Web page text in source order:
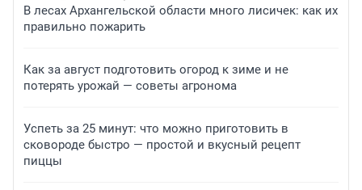
В лесах Архангельской области много лисичек: как их
правильно пожарить
Как за август подготовить огород к зиме и не
потерять урожай — советы агронома
Успеть за 25 минут: что можно приготовить в
сковороде быстро — простой и вкусный рецепт
пиццы